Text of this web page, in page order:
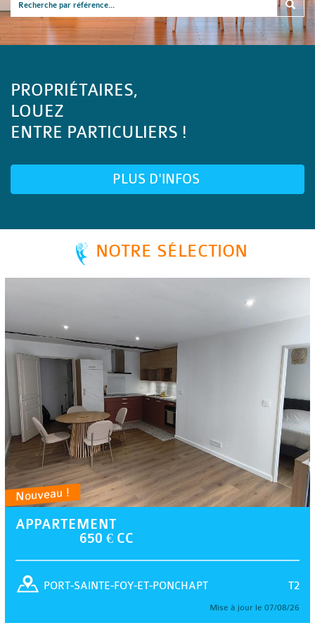
PROPRIÉTAIRES,
LOUEZ
ENTRE PARTICULIERS !
PLUS D'INFOS
NOTRE SÉLECTION
Nouveau !
APPARTEMENT
650 € CC
T2
PORT-SAINTE-FOY-ET-PONCHAPT
Mise à jour le 07/08/26